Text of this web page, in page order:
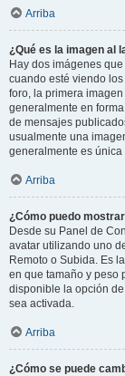
Arriba
¿Qué es la imagen al
Hay dos imágenes
cuando esté viendo
foro, la primera
generalmente en
de mensajes
usualmente una
generalmente es
Arriba
¿Cómo puedo
Desde su Panel de
avatar utilizando uno
Remoto o Subida. Es
en que tamaño y peso
disponible la opción
sea activada.
Arriba
¿Cómo se puede